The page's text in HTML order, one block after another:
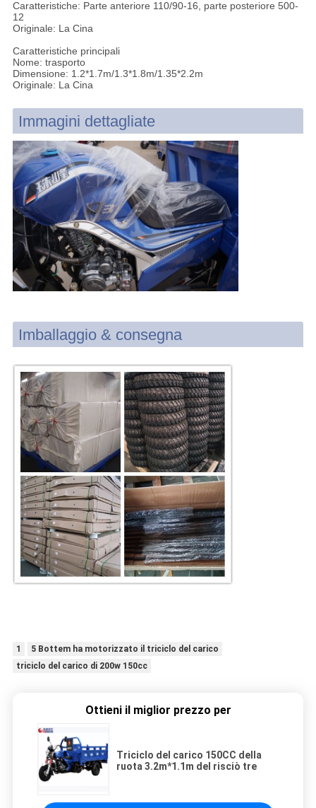
Caratteristiche: Parte anteriore 110/90-16, parte posteriore 500-
12
Originale: La Cina
Caratteristiche principali
Nome: trasporto
Dimensione: 1.2*1.7m/1.3*1.8m/1.35*2.2m
Originale: La Cina
Immagini dettagliate
Imballaggio & consegna
1
5 Bottem ha motorizzato il triciclo del carico
triciclo del carico di 200w 150cc
Ottieni il miglior prezzo per
Triciclo del carico 150CC della
ruota 3.2m*1.1m del risciò tre